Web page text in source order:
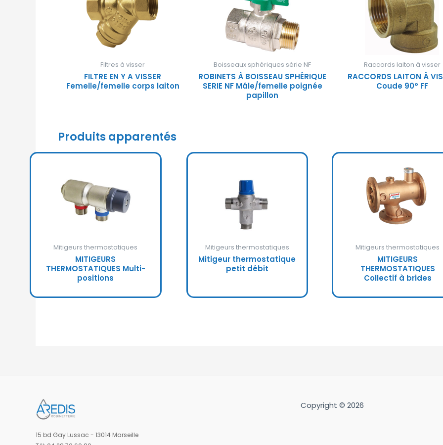
Filtres à visser
FILTRE EN Y A VISSER
Femelle/femelle corps laiton
Boisseaux sphériques série NF
ROBINETS À BOISSEAU SPHÉRIQUE
SERIE NF Mâle/femelle poignée
papillon
Raccords laiton à visser
RACCORDS LAITON À
Coude 90° FF
Produits apparentés
Mitigeurs thermostatiques
MITIGEURS
THERMOSTATIQUES Multi-
positions
Mitigeurs thermostatiques
Mitigeur thermostatique
petit débit
Mitigeurs thermostatiques
MITIGEURS
THERMOSTATIQUES
Collectif à brides
15 bd Gay Lussac - 13014 Marseille
Copyright © 2026